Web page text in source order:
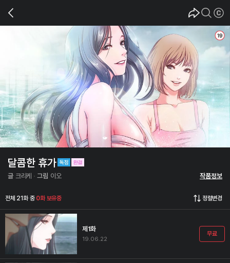
달콤한 휴가
글 크리케 그림 이오 작품정보
전체 21화 중 0화 보유중 정렬변경
제1화
19.06.22
무료